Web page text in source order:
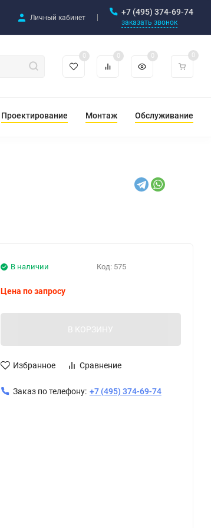
Личный кабинет
+7 (495) 374-69-74
заказать звонок
0 0 0 0
Проектирование Монтаж Обслуживание
Код: 575
В наличии
Цена по запросу
В КОРЗИНУ
Избранное Сравнение
Заказ по телефону: +7 (495) 374-69-74